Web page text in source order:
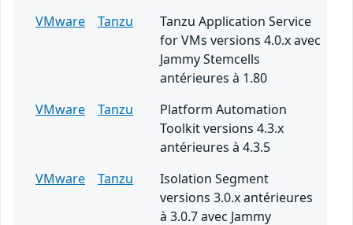
VMware
Tanzu
Tanzu Application Service
for VMs versions 4.0.x avec
Jammy Stemcells
antérieures à 1.80
VMware
Tanzu
Platform Automation
Toolkit versions 4.3.x
antérieures à 4.3.5
VMware
Tanzu
Isolation Segment
versions 3.0.x antérieures
à 3.0.7 avec Jammy